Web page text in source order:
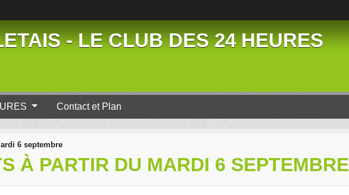
- LE CLUB DES 24 HEURES
Contact et Plan
6 septembre
À PARTIR DU MARDI 6 SEPTEMBRE